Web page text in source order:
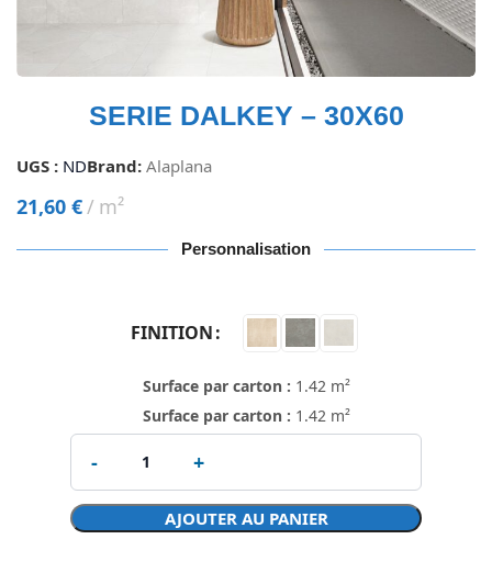
SERIE DALKEY – 30X60
UGS : NDBrand: Alaplana
21,60 € m²
Personnalisation
FINITION
Surface par carton : 1.42 m²
Surface par carton : 1.42 m²
AJOUTER AU PANIER